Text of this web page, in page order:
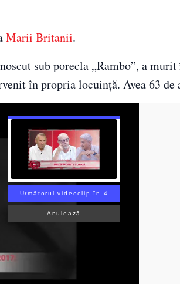
Marii Britanii.
sub porecla „Rambo”, a
în propria locuință. Avea 63 de
Următorul videoclip în 3
Anulează